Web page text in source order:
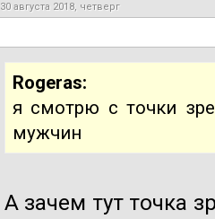
30 августа 2018, четверг
Rogeras:
я смотрю с точки
мужчин
А зачем тут точка